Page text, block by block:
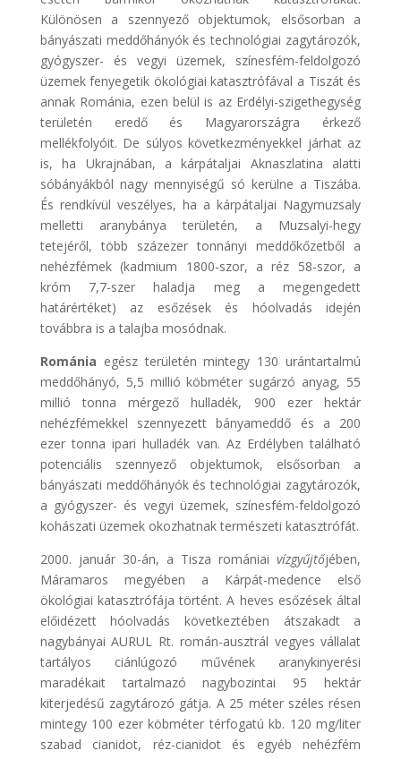
Különösen a szennyező objektumok, elsősorban a
bányászati meddőhányók és technológiai zagytározók,
gyógyszer- és vegyi üzemek, színesfém-feldolgozó
üzemek fenyegetik ökológiai katasztrófával a Tiszát és
annak Románia, ezen belül is az Erdélyi-szigethegység
területén eredő és Magyarországra érkező
mellékfolyóit. De súlyos következményekkel járhat az
is, ha Ukrajnában, a kárpátaljai Aknaszlatina alatti
sóbányákból nagy mennyiségű só kerülne a Tiszába.
És rendkívül veszélyes, ha a kárpátaljai Nagymuzsaly
melletti aranybánya területén, a Muzsalyi-hegy
tetejéről, több százezer tonnányi meddőkőzetből a
nehézfémek (kadmium 1800-szor, a réz 58-szor, a
króm 7,7-szer haladja meg a megengedett
határértéket) az esőzések és hóolvadás idején
továbbra is a talajba mosódnak.
Románia egész területén mintegy 130 urántartalmú
meddőhányó, 5,5 millió köbméter sugárzó anyag, 55
millió tonna mérgező hulladék, 900 ezer hektár
nehézfémekkel szennyezett bányameddő és a 200
ezer tonna ipari hulladék van. Az Erdélyben található
potenciális szennyező objektumok, elsősorban a
bányászati meddőhányók és technológiai zagytározók,
a gyógyszer- és vegyi üzemek, színesfém-feldolgozó
kohászati üzemek okozhatnak természeti katasztrófát.
2000. január 30-án, a Tisza romániaivízgyűjtőjében,
Máramaros megyében a Kárpát-medence első
ökológiai katasztrófája történt. A heves esőzések által
előidézett hóolvadás következtében átszakadt a
nagybányai AURUL Rt. román-ausztrál vegyes vállalat
tartályos ciánlúgozó művének aranykinyerési
maradékait tartalmazó nagybozintai 95 hektár
kiterjedésű zagytározó gátja. A 25 méter széles résen
mintegy 100 ezer köbméter térfogatú kb. 120 mg/liter
szabad cianidot, réz-cianidot és egyéb nehézfém